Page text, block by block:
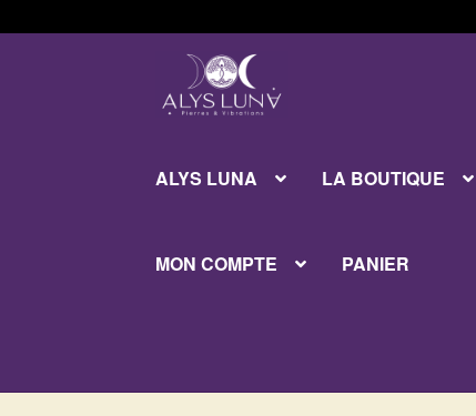
Aller
la
Aller
au
contenu
ALYS LUNA LA BOUTIQUE
MON COMPTE PANIER